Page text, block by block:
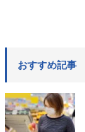
おすすめ記事